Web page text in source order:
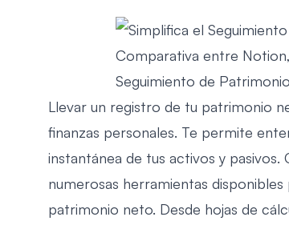
Llevar un registro de tu patrimonio
finanzas personales. Te permite
instantánea de tus activos y
numerosas herramientas
patrimonio neto. Desde hojas de